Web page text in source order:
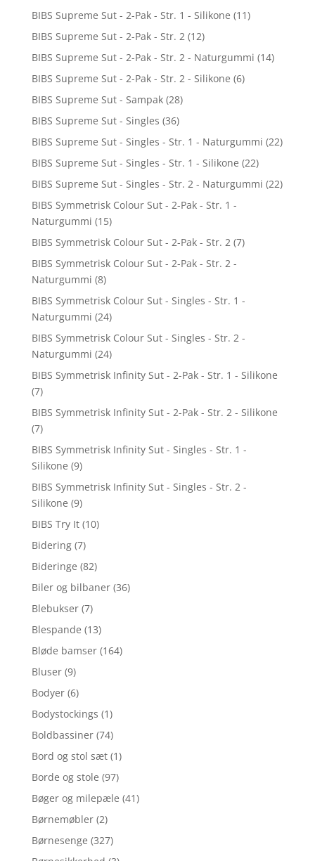
BIBS Supreme Sut - 2-Pak - Str. 1 - Silikone (11)
BIBS Supreme Sut - 2-Pak - Str. 2 (12)
BIBS Supreme Sut - 2-Pak - Str. 2 - Naturgummi (14)
BIBS Supreme Sut - 2-Pak - Str. 2 - Silikone (6)
BIBS Supreme Sut - Sampak (28)
BIBS Supreme Sut - Singles (36)
BIBS Supreme Sut - Singles - Str. 1 - Naturgummi (22)
BIBS Supreme Sut - Singles - Str. 1 - Silikone (22)
BIBS Supreme Sut - Singles - Str. 2 - Naturgummi (22)
BIBS Symmetrisk Colour Sut - 2-Pak - Str. 1 -
Naturgummi (15)
BIBS Symmetrisk Colour Sut - 2-Pak - Str. 2 (7)
BIBS Symmetrisk Colour Sut - 2-Pak - Str. 2 -
Naturgummi (8)
BIBS Symmetrisk Colour Sut - Singles - Str. 1 -
Naturgummi (24)
BIBS Symmetrisk Colour Sut - Singles - Str. 2 -
Naturgummi (24)
BIBS Symmetrisk Infinity Sut - 2-Pak - Str. 1 - Silikone
(7)
BIBS Symmetrisk Infinity Sut - 2-Pak - Str. 2 - Silikone
(7)
BIBS Symmetrisk Infinity Sut - Singles - Str. 1 -
Silikone (9)
BIBS Symmetrisk Infinity Sut - Singles - Str. 2 -
Silikone (9)
BIBS Try It (10)
Bidering (7)
Bideringe (82)
Biler og bilbaner (36)
Blebukser (7)
Blespande (13)
Bløde bamser (164)
Bluser (9)
Bodyer (6)
Bodystockings (1)
Boldbassiner (74)
Bord og stol sæt (1)
Borde og stole (97)
Bøger og milepæle (41)
Børnemøbler (2)
Børnesenge (327)